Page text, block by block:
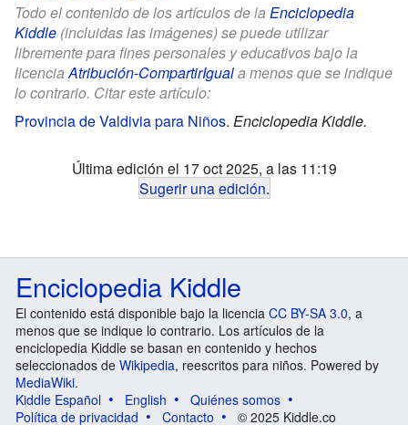
Todo el contenido de los artículos de la Enciclopedia
Kiddle (incluidas las imágenes) se puede utilizar
libremente para fines personales y educativos bajo la
licenciaAtribución-CompartirIguala menos que se indique
lo contrario. Citar este artículo:
Provincia de Valdivia para Niños. Enciclopedia Kiddle.
Última edición el 17 oct 2025, a las 11:19
Sugerir una edición.
Enciclopedia Kiddle
El contenido está disponible bajo la licencia CC BY-SA 3.0, a
menos que se indique lo contrario. Los artículos de la
enciclopedia Kiddle se basan en contenido y hechos
seleccionados de Wikipedia, reescritos para niños. Powered by
MediaWiki.
Kiddle Español
English
Quiénes somos
Política de privacidad
Contacto © 2025 Kiddle.co